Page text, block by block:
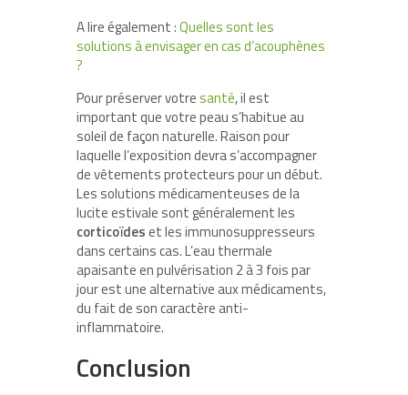
A lire également :Quelles sont les
solutions à envisager en cas d’acouphènes
?
Pour préserver votresanté, il est
important que votre peau s’habitue au
soleil de façon naturelle. Raison pour
laquelle l’exposition devra s’accompagner
de vêtements protecteurs pour un début.
Les solutions médicamenteuses de la
lucite estivale sont généralement les
corticoïdeset les immunosuppresseurs
dans certains cas. L’eau thermale
apaisante en pulvérisation 2 à 3 fois par
jour est une alternative aux médicaments,
du fait de son caractère anti-
inflammatoire.
Conclusion